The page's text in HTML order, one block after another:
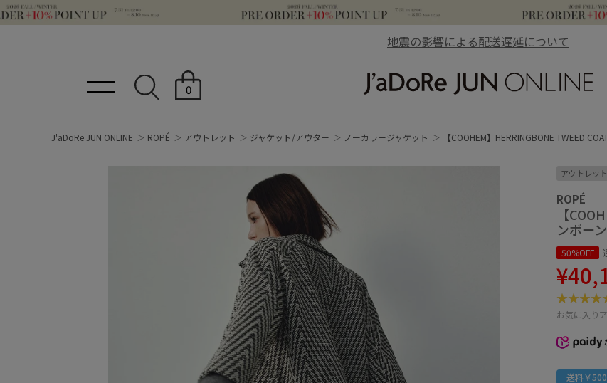
地震の影響による配送遅延について
0
J'aDoRe JUN ONLINE ROPÉ アウトレット ジャケット/アウター ノーカラージャケット 【COOHEM】HERRINGBONE TWEED
アウトレット
ROPÉ
【
ンボー
50%OFF
お気に入り
送料￥500